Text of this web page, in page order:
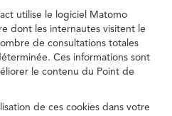
utilise le logiciel Matomo
dont les internautes visitent le
de consultations totales
Ces informations sont
le contenu du Point de
de ces cookies dans votre